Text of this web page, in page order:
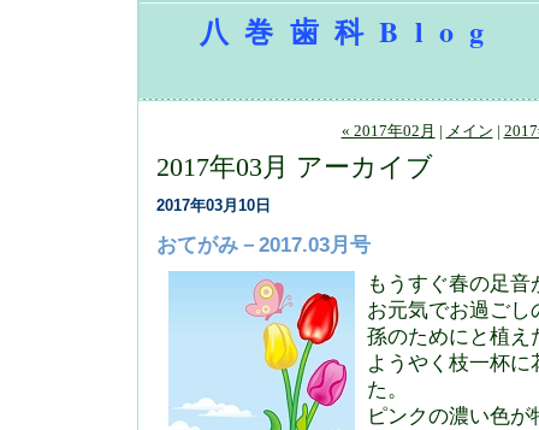
八巻歯科Blog
« 2017年02月 | メイン |
2017年03月 アーカイブ
2017年03月10日
おてがみ－2017.03月号
もうすぐ春の足
お元気でお過ごし
孫のためにと植え
ようやく枝一杯
た。
ピンクの濃い色